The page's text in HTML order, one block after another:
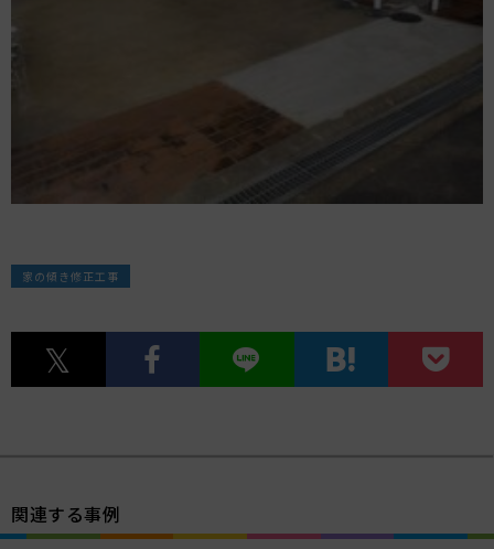
家の傾き修正工事
関連する事例